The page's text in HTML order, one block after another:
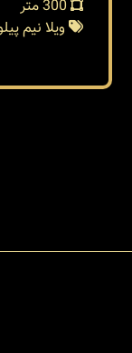
ویلا نیم